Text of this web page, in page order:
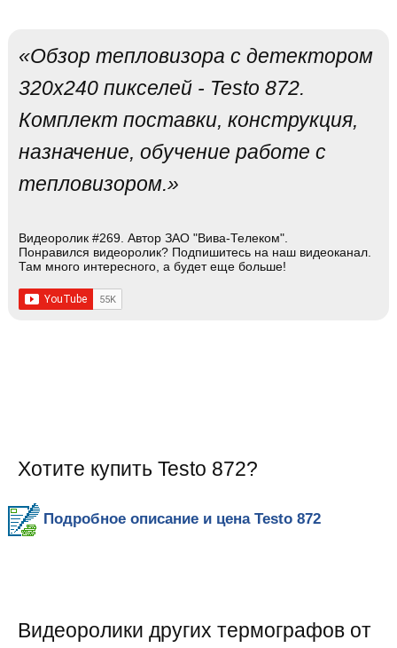
«Обзор тепловизора с детектором
320х240 пикселей - Testo 872.
Комплект поставки, конструкция,
назначение, обучение работе с
тепловизором.»
Видеоролик #269. Автор ЗАО "Вива-Телеком".
Понравился видеоролик? Подпишитесь на наш видеоканал.
Там много интересного, а будет еще больше!
Хотите купить Testo 872?
Подробное описание и цена Testo 872
Видеоролики других термографов от